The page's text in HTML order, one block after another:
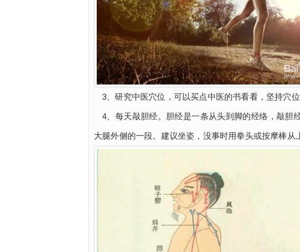
3、研究中医穴位，可以买点中医的书看看，坚持穴
4、每天敲胆经。胆经是一条从头到脚的经络，敲胆
大腿外侧的一段。建议坐姿，没事时用拳头或按摩棒从